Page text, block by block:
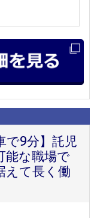
で9分】託児
能な職場で
えて長く働